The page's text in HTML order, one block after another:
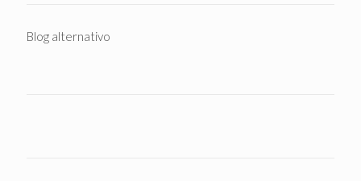
Blog alternativo